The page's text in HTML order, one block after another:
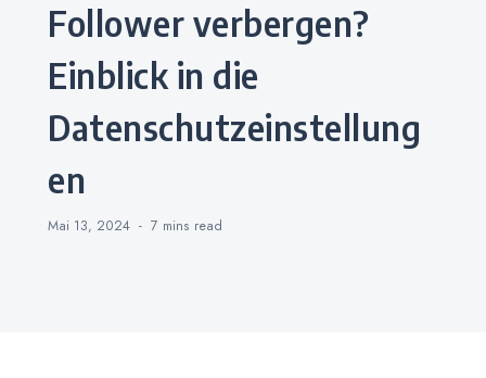
Follower verbergen?
Einblick in die
Datenschutzeinstellung
en
Mai 13, 2024 7 mins read